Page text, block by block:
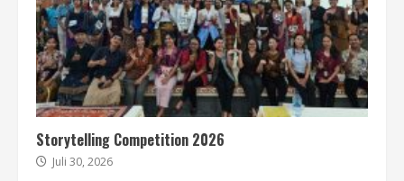
Storytelling Competition 2026
Juli 30, 2026